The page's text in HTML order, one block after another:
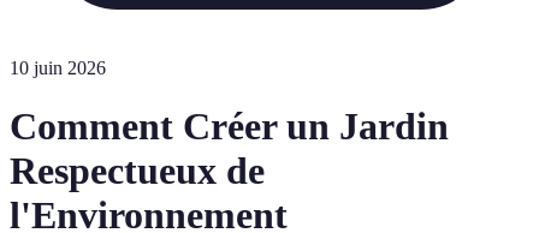
10 juin 2026
Comment Créer un Jardin
Respectueux de
l'Environnement